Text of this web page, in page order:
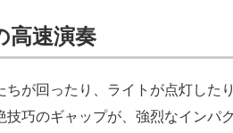
高速演奏
が回ったり、ライトが点灯した
巧のギャップが、強烈なインパ